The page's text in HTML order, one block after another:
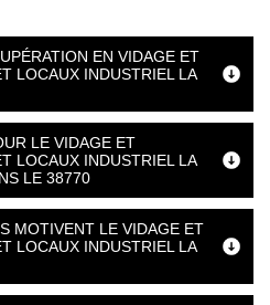
EN VIDAGE ET
LOCAUX INDUSTRIEL LA
LE VIDAGE ET
LOCAUX INDUSTRIEL LA
LE 38770
MOTIVENT LE VIDAGE ET
LOCAUX INDUSTRIEL LA